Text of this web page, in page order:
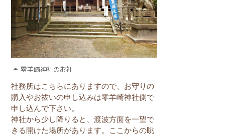
零羊崎神社のお社
社務所はこちらにありますので、お守りの
購入やお祓いの申し込みは零羊崎神社側で
申し込んで下さい。
神社から少し降りると、渡波方面を一望で
きる開けた場所があります。ここからの眺